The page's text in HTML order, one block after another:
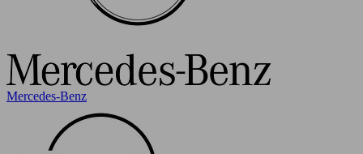
Mercedes-Benz